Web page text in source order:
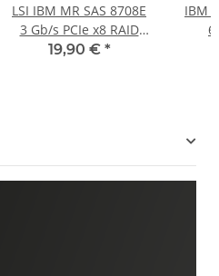
LSI IBM MR SAS 8708E
3 Gb/s PCIe x8 RAID
Controller +BBU +SAS
19,90 € *
IBM